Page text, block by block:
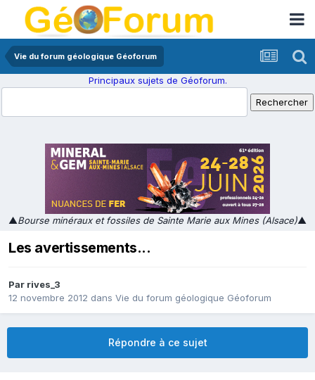
Vie du forum géologique Géoforum
Principaux sujets de Géoforum.
▲Bourse minéraux et fossiles de Sainte Marie aux Mines (Alsace)▲
Les avertissements...
Par rives_3
12 novembre 2012 dans Vie du forum géologique Géoforum
Répondre à ce sujet